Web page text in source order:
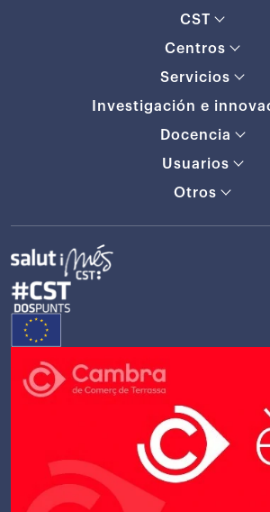
CST
Centros
Servicios
Investigación e
Docencia
Usuarios
Otros